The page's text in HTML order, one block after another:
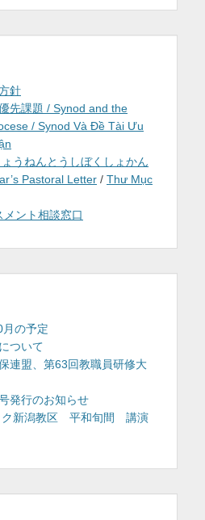
針
先課題 / Synod and the
/ Synod Và Đề Tài Ưu
うねんとうしぼくしょかん
Pastoral Letter / Thư Mục
メント相談窓口
の予定
ついて
連盟、第63回教職員研修大
発行のお知らせ
新潟教区 平和旬間 講演